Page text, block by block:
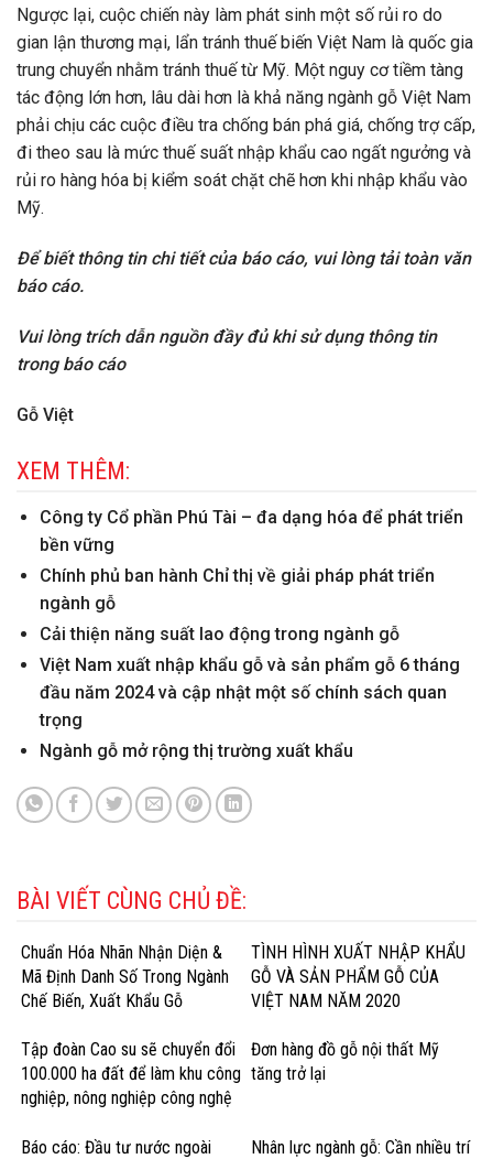
Ngược lại, cuộc chiến này làm phát sinh một số rủi ro do
gian lận thương mại, lẩn tránh thuế biến Việt Nam là quốc gia
trung chuyển nhằm tránh thuế từ Mỹ. Một nguy cơ tiềm tàng
tác động lớn hơn, lâu dài hơn là khả năng ngành gỗ Việt Nam
phải chịu các cuộc điều tra chống bán phá giá, chống trợ cấp,
đi theo sau là mức thuế suất nhập khẩu cao ngất ngưởng và
rủi ro hàng hóa bị kiểm soát chặt chẽ hơn khi nhập khẩu vào
Mỹ.
Để biết thông tin chi tiết của báo cáo, vui lòng tải toàn văn
báo cáo.
Vui lòng trích dẫn nguồn đầy đủ khi sử dụng thông tin
trong báo cáo
Gỗ Việt
XEM THÊM:
Công ty Cổ phần Phú Tài – đa dạng hóa để phát triển
bền vững
Chính phủ ban hành Chỉ thị về giải pháp phát triển
ngành gỗ
Cải thiện năng suất lao động trong ngành gỗ
Việt Nam xuất nhập khẩu gỗ và sản phẩm gỗ 6 tháng
đầu năm 2024 và cập nhật một số chính sách quan
trọng
Ngành gỗ mở rộng thị trường xuất khẩu
BÀI VIẾT CÙNG CHỦ ĐỀ:
Chuẩn Hóa Nhãn Nhận Diện &
Mã Định Danh Số Trong Ngành
Chế Biến, Xuất Khẩu Gỗ
TÌNH HÌNH XUẤT NHẬP KHẨU
GỖ VÀ SẢN PHẨM GỖ CỦA
VIỆT NAM NĂM 2020
Tập đoàn Cao su sẽ chuyển đổi
100.000 ha đất để làm khu công
nghiệp, nông nghiệp công nghệ
Đơn hàng đồ gỗ nội thất Mỹ
tăng trở lại
Báo cáo: Đầu tư nước ngoài
Nhân lực ngành gỗ: Cần nhiều trí